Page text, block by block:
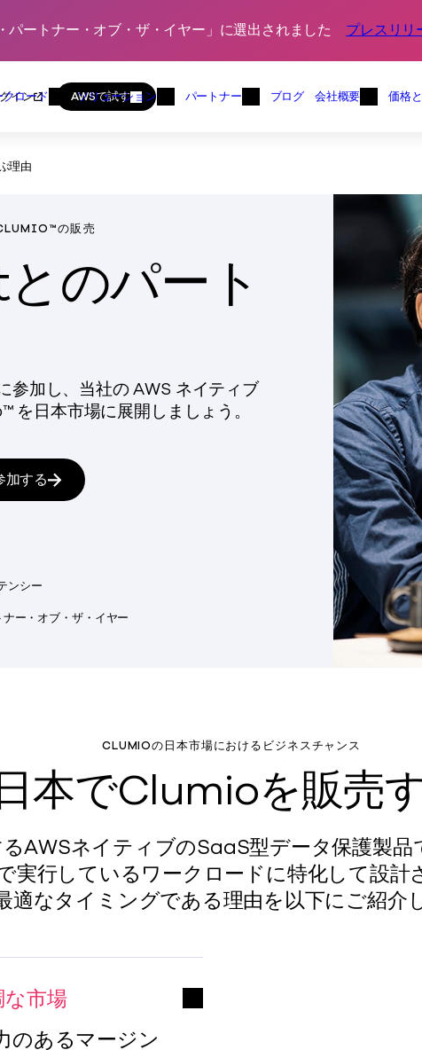
Skip to content
ートナー・オブ・ザ・イヤー」に選出されました プレスリリ
ライマリ
クロード
ワークロードメニュー
ソリューション パートナー ブログ 会社概要 価格
作
イン AWSで試す
理由
の販売
のパート
加し、当社の AWS ネイティブ
日本市場に展開しましょう。
加する
ンシー
ー・オブ・ザ・イヤー
CLUMIOの日本市場におけるビジネスチャンス
本でClumioを販売
AWSネイティブのSaaS型データ保護製品
実行しているワークロードに特化して設
適なタイミングである理由を以下にご紹介
市場
のあるマージン